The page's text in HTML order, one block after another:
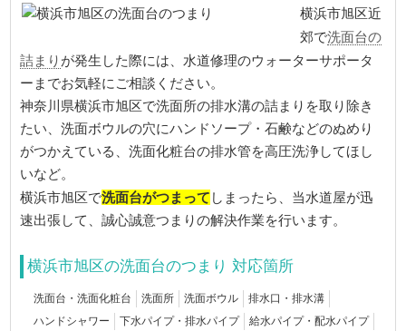
横浜市旭区近
郊で洗面台の
詰まり が発生した際には、水道修理のウォーターサポータ
ーまでお気軽にご相談ください。
神奈川県横浜市旭区で洗面所の排水溝の詰まりを取り除き
たい、洗面ボウルの穴にハンドソープ・石鹸などのぬめり
がつかえている、洗面化粧台の排水管を高圧洗浄してほし
いなど。
横浜市旭区で洗面台がつまって しまったら、当水道屋が迅
速出張して、誠心誠意つまりの解決作業を行います。
横浜市旭区の洗面台のつまり 対応箇所
洗面台・洗面化粧台 洗面所 洗面ボウル
排水口・排水溝
ハンドシャワー
下水パイプ・排水パイプ
給水パイプ・配水パイプ